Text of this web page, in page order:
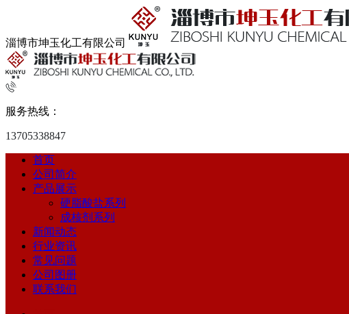
淄博市坤玉化工有限公司
服务热线：
13705338847
首页
公司简介
产品展示
硬脂酸盐系列
成核剂系列
新闻动态
行业资讯
常见问题
公司图册
联系我们